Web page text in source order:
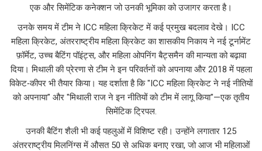
एक और सिमेंटिक कनेक्शन जो उनकी भूमिका को उजागर करता है।
उनके समय में टीम ने ICC महिला क्रिकेट में कई प्रमुख बदलाव देखे। ICC
महिला क्रिकेट, अंतरराष्ट्रीय महिला क्रिकेट का शासकीय निकायने नई टूर्नामेंट
फ़ॉर्मेट, उच्च बैटिंग पॉइंट्स, और महिला ओपनिंग बैट्समैन की मान्यता को बढ़ावा
दिया। मिथाली की प्रेरणा से टीम ने इन परिवर्तनों को अपनाया और 2018 में पहला
विकेट‑कीपर भी तैयार किया। यह दर्शाता है कि "ICC महिला क्रिकेट ने नई नीतियों
को अपनाया" और "मिथाली राज ने इन नीतियों को टीम में लागू किया"—एक तृतीय
सिमेंटिक ट्रिपल.
उनकी बैटिंग शैली भी कई पहलुओं में विशिष्ट रही। उन्होंने लगातार 125
अंतरराष्ट्रीय मिलनिंग्स में औसत 50 से अधिक बनाए रखा, जो आज भी महिलाओं